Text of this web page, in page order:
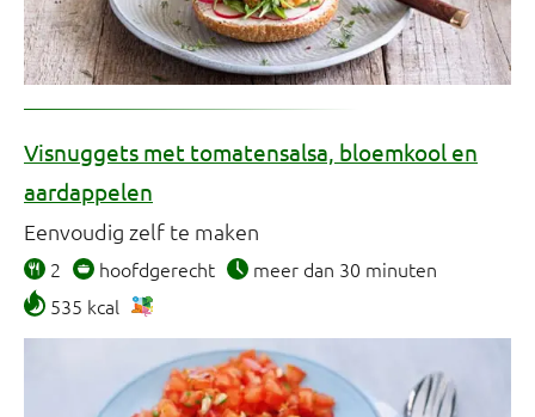
Visnuggets met tomatensalsa, bloemkool en
aardappelen
Eenvoudig zelf te maken
2 hoofdgerecht
meer dan 30 minuten
535 kcal